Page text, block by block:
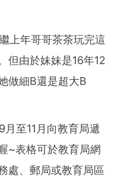
事和媽咪心聲，。Face
chac
上年哥哥茶茶玩完這
但由於妹妹是16年12
做細B還是超大B
至11月向教育局遞
~表格可於教育局網
處、郵局或教育局區